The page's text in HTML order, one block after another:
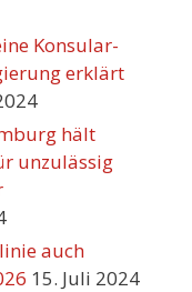
Konsular-
erklärt
hält
unzulässig
auch
15. Juli 2024